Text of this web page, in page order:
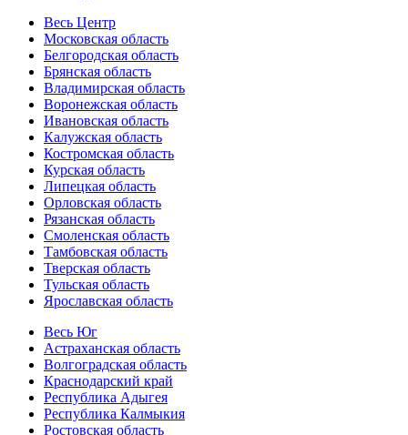
Весь Центр
Московская область
Белгородская область
Брянская область
Владимирская область
Воронежская область
Ивановская область
Калужская область
Костромская область
Курская область
Липецкая область
Орловская область
Рязанская область
Смоленская область
Тамбовская область
Тверская область
Тульская область
Ярославская область
Весь Юг
Астраханская область
Волгоградская область
Краснодарский край
Республика Адыгея
Республика Калмыкия
Ростовская область